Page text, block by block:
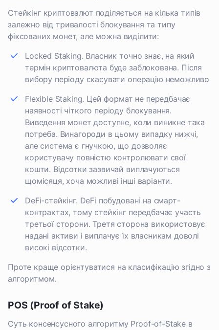
Стейкінг криптовалют поділяється на кілька типів
залежно від тривалості блокування та типу
фіксованих монет, але можна виділити:
Locked Staking. Власник точно знає, на який
термін криптовалюта буде заблокована. Після
вибору періоду скасувати операцію неможливо
Flexible Staking. Цей формат не передбачає
наявності чіткого періоду блокування.
Виведення монет доступне, коли виникне така
потреба. Винагороди в цьому випадку нижчі,
але система є гнучкою, що дозволяє
користувачу повністю контролювати свої
кошти. Відсотки зазвичай виплачуються
щомісяця, хоча можливі інші варіанти.
DeFi-стейкінг. DeFi побудовані на смарт-
контрактах, тому стейкінг передбачає участь
третьої сторони. Третя сторона використовує
надані активи і виплачує їх власникам доволі
високі відсотки.
Проте краще орієнтуватися на класифікацію згідно з
алгоритмом.
POS (Proof of Stake)
Суть консенсусного алгоритму Proof-of-Stake в